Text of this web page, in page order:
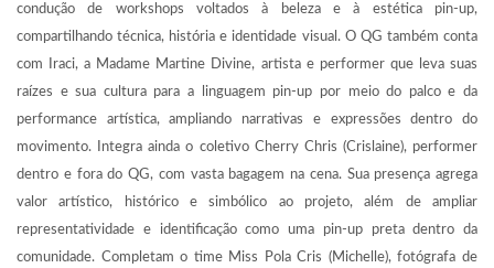
condução de workshops voltados à beleza e à estética pin-up,
compartilhando técnica, história e identidade visual. O QG também conta
com Iraci, a Madame Martine Divine, artista e performer que leva suas
raízes e sua cultura para a linguagem pin-up por meio do palco e da
performance artística, ampliando narrativas e expressões dentro do
movimento. Integra ainda o coletivo Cherry Chris (Crislaine), performer
dentro e fora do QG, com vasta bagagem na cena. Sua presença agrega
valor artístico, histórico e simbólico ao projeto, além de ampliar
representatividade e identificação como uma pin-up preta dentro da
comunidade. Completam o time Miss Pola Cris (Michelle), fotógrafa de